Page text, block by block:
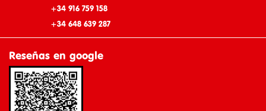
+34 916 759 158
+34 648 639 287
Reseñas en google